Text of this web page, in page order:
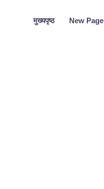
मुख्यपृष्ठ New Page